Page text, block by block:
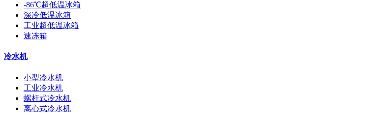
-86℃超低温冰箱
深冷低温冰箱
工业超低温冰箱
速冻箱
冷水机
小型冷水机
工业冷水机
螺杆式冷水机
离心式冷水机